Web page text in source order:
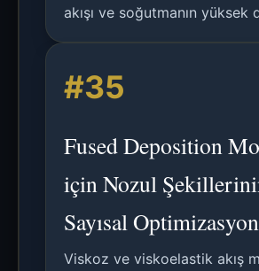
akışı ve soğutmanın yüksek
analizi.
#35
Fused Deposition
için Nozul
Sayısal
Viskoz ve viskoelastik akış